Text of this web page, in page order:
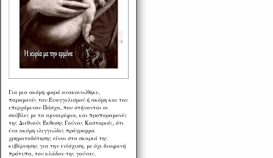
Για μια ακόμη φορά ανακοινώθηκε,
παραμονές του Ευαγγελισμού ή ακόμη και του
επερχόμενου Πάσχα, που στήνονται οι
σούβλες με τα αμνοερίφια, και προπαραμονές
της Διεθνούς Έκθεσης Γούνας Καστοριάς, ότι
ένα ακόμη ιλιγγιώδες πρόγραμμα
χρηματοδότησης είναι στα σκαριά της
κυβέρνησης για την ενίσχυση, με όχι διαφανή
πρότυπα, του κλάδου της γούνας.